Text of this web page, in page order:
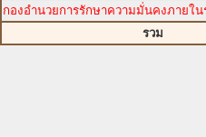
กองอำนวยการรักษาความมั่นคงภายใ
รวม